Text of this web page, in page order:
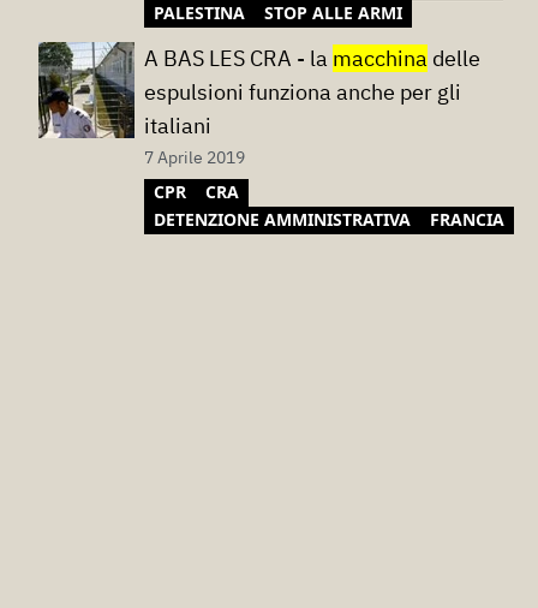
PALESTINA
STOP ALLE ARMI
A BAS LES CRA - la macchina delle
espulsioni funziona anche per gli
italiani
7 Aprile 2019
CPR
CRA
DETENZIONE AMMINISTRATIVA
FRANCIA